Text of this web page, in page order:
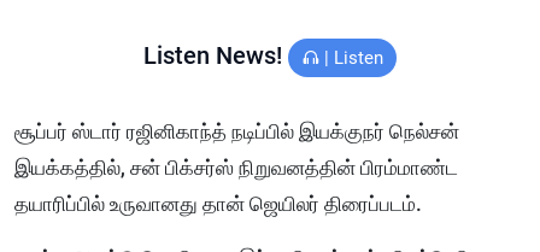
Listen News! | Listen
சூப்பர் ஸ்டார் ரஜினிகாந்த் நடிப்பில் இயக்குநர் நெல்சன்
இயக்கத்தில், சன் பிக்சர்ஸ் நிறுவனத்தின் பிரம்மாண்ட
தயாரிப்பில் உருவானது தான் ஜெயிலர் திரைப்படம்.